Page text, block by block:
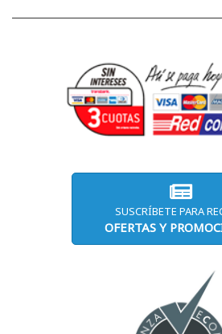
SUSCRÍBETE PARA
OFERTAS Y